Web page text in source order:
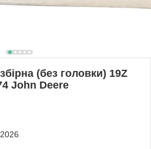
(без головки) 19Z
John Deere